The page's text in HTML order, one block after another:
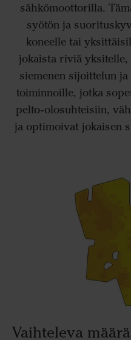
sähkömoottorilla.
syötön ja
koneelle tai
jokaista riviä yksitelle,
siemenen sijoittelun
toiminnoille, jotka
pelto-olosuhteisiin,
ja optimoivat jokaisen
Vaihteleva